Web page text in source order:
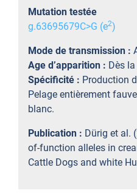
Mutation testée
g.63695679C>G (e2)
Mode de transmission :
Age d’apparition : Dès
Spécificité : Production
Pelage entièrement
blanc.
Publication : Dürig et al.
of-function alleles in
Cattle Dogs and white